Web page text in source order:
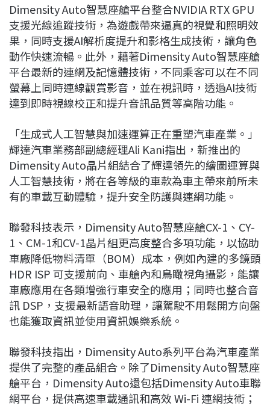
Dimensity Auto智慧座艙平台整合NVIDIA RTX GPU
支援光線追蹤技術，為遊戲帶來逼真的視覺和照明效
果，同時支援AI解析度提升和影格生成技術，讓角色
動作快速流暢。此外，藉著Dimensity Auto智慧座艙
平台最新的連網及記憶體技術，不同乘客可以在不同
螢幕上同時連線觀賞影音，並在視訊時，透過AI技術
達到即時視線校正和提升音訊品質等高階功能。
「生成式人工智慧與加速運算正在重塑汽車產業。」
輝達汽車業務部副總經理Ali Kani指出，新推出的
Dimensity Auto晶片組結合了輝達領先的繪圖運算與
人工智慧技術，將在各等級的車款為車主帶來前所未
有的車載互動體驗，提升安全防護與連網功能。
聯發科技表示，Dimensity Auto智慧座艙CX-1、CY-
1、CM-1和CV-1晶片組更高度整合多項功能，以協助
車廠降低物料清單（BOM）成本，例如內建的多鏡頭
HDR ISP 可支援前向、車艙內和鳥瞰視角攝影，能讓
車廠應用在各類增強行車安全的應用；同時也整合音
訊 DSP，支援最新語音助理，讓駕駛不用鬆開方向盤
也能獲取資訊並使用資訊娛樂系統。
聯發科技指出，Dimensity Auto系列平台為汽車產業
提供了完整的產品組合。除了Dimensity Auto智慧座
艙平台，Dimensity Auto還包括Dimensity Auto車聯
網平台，提供高速車載通訊和高效 Wi-Fi 連網技術；